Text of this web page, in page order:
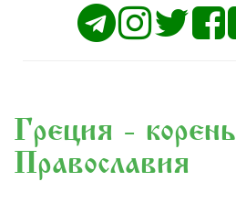
Греция - корень
Православия